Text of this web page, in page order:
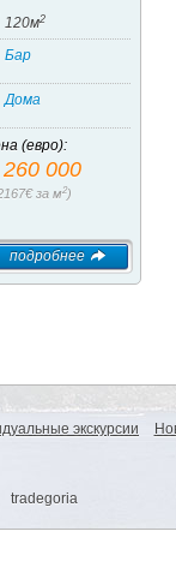
120м2
Бар
Дома
(евро):
260 000
за м2)
подробнее
экскурсии
tradegoria